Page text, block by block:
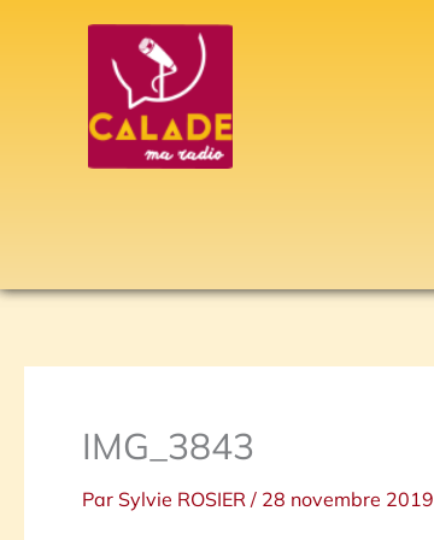
IMG_3843
Par Sylvie ROSIER / 28 novembre 2019